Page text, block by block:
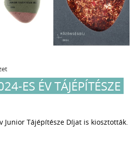
ES ÉV TÁJÉPÍTÉSZE
Junior Tájépítésze Díjat is kiosztották.